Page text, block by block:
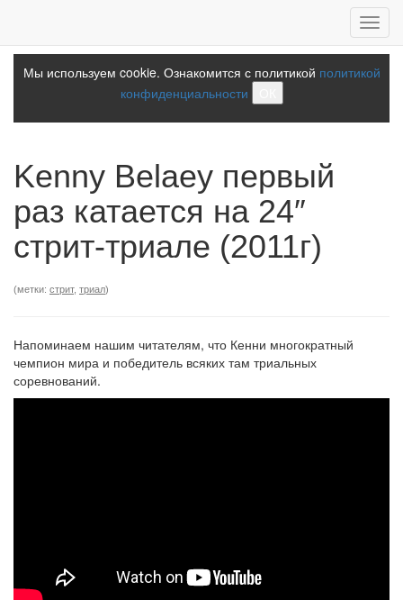
Мы используем cookie. Ознакомится с политикой политикой
конфиденциальности
Kenny Belaey первый
раз катается на 24″
стрит-триале (2011г)
(метки: стрит, триал)
Напоминаем нашим читателям, что Кенни многократный
чемпион мира и победитель всяких там триальных
соревнований.